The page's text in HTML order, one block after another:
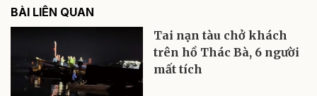
BÀI LIÊN QUAN
Tai nạn tàu chở khách
trên hồ Thác Bà, 6 người
mất tích